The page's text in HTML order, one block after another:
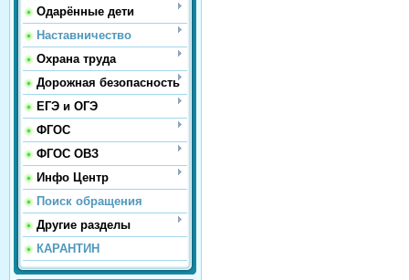
Одарённые дети
Наставничество
Охрана труда
Дорожная безопасность
ЕГЭ и ОГЭ
ФГОС
ФГОС ОВЗ
Инфо Центр
Поиск обращения
Другие разделы
КАРАНТИН